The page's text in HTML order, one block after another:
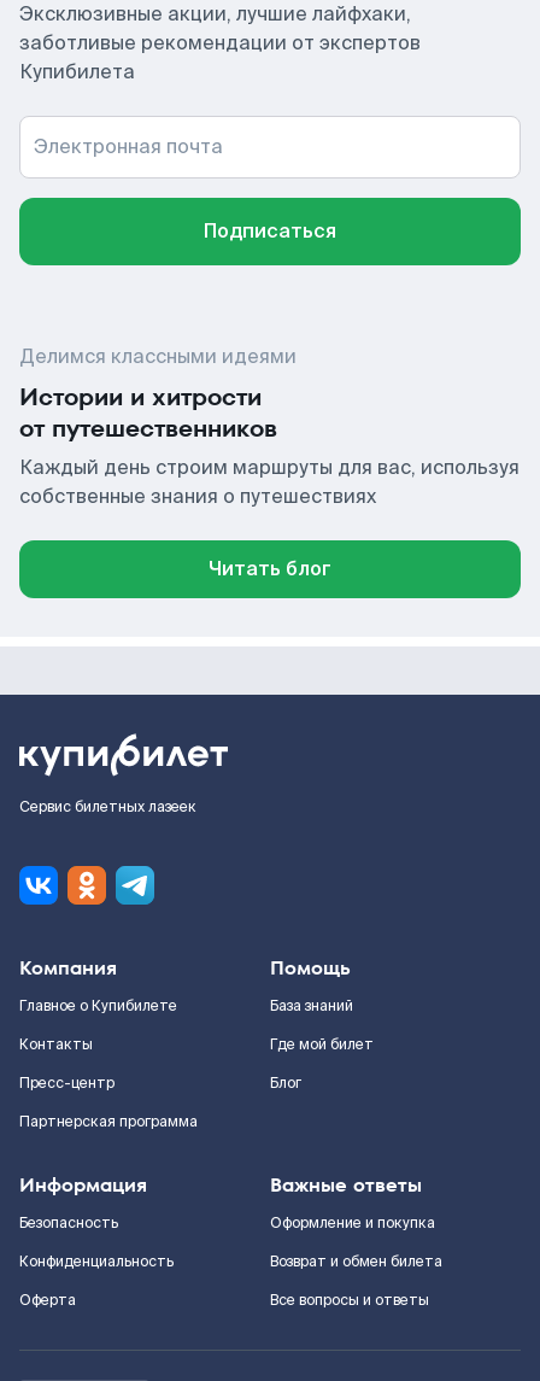
Эксклюзивные акции, лучшие лайфхаки,
заботливые рекомендации от экспертов
Купибилета
Электронная почта
Подписаться
Делимся классными идеями
Истории и хитрости
от путешественников
Каждый день строим маршруты для вас, используя
собственные знания о путешествиях
Читать блог
Сервис билетных лазеек
Компания
Главное о Купибилете
Контакты
Пресс-центр
Партнерская программа
Помощь
База знаний
Где мой билет
Блог
Информация
Безопасность
Конфиденциальность
Оферта
Важные ответы
Оформление и покупка
Возврат и обмен билета
Все вопросы и ответы